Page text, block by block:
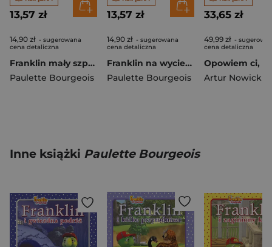
13,57 zł
14,90 zł - sugerowana
cena detaliczna
Franklin mały szperacz
Paulette Bourgeois
13,57 zł
14,90 zł - sugerowana
cena detaliczna
Franklin na wycieczce
Paulette Bourgeois
33,65 zł
49,99 zł -
cena detaliczna
Artur Nowicki
Inne książki Paulette Bourgeois